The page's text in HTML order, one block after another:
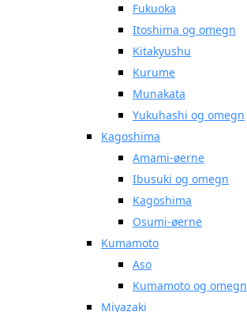
Fukuoka
Itoshima og omegn
Kitakyushu
Kurume
Munakata
Yukuhashi og omegn
Kagoshima
Amami-øerne
Ibusuki og omegn
Kagoshima
Osumi-øerne
Kumamoto
Aso
Kumamoto og omegn
Miyazaki